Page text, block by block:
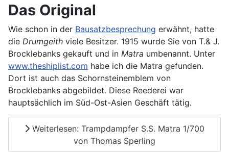
Das Original
Wie schon in der Bausatzbesprechung erwähnt, hatte
die Drumgeith viele Besitzer. 1915 wurde Sie von T.& J.
Brocklebanks gekauft und in Matra umbenannt. Unter
www.theshiplist.com habe ich die Matra gefunden.
Dort ist auch das Schornsteinemblem von
Brocklebanks abgebildet. Diese Reederei war
hauptsächlich im Süd-Ost-Asien Geschäft tätig.
Weiterlesen: Trampdampfer S.S. Matra 1/700
von Thomas Sperling